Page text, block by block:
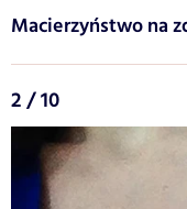
Macierzyństwo na
2 / 10